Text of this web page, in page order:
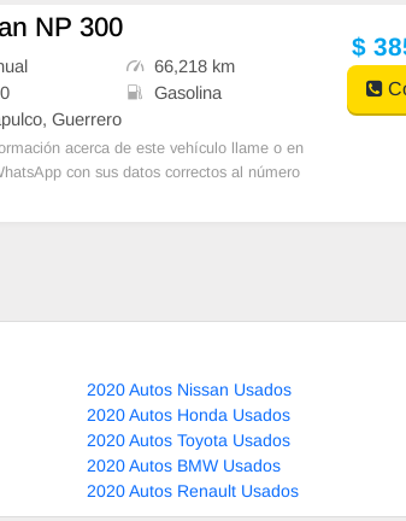
NP 300
66,218 km
Gasolina
Guerrero
acerca de este vehículo llame o en
con sus datos correctos al número
$
2020 Autos Nissan Usados
2020 Autos Honda Usados
2020 Autos Toyota Usados
2020 Autos BMW Usados
2020 Autos Renault Usados